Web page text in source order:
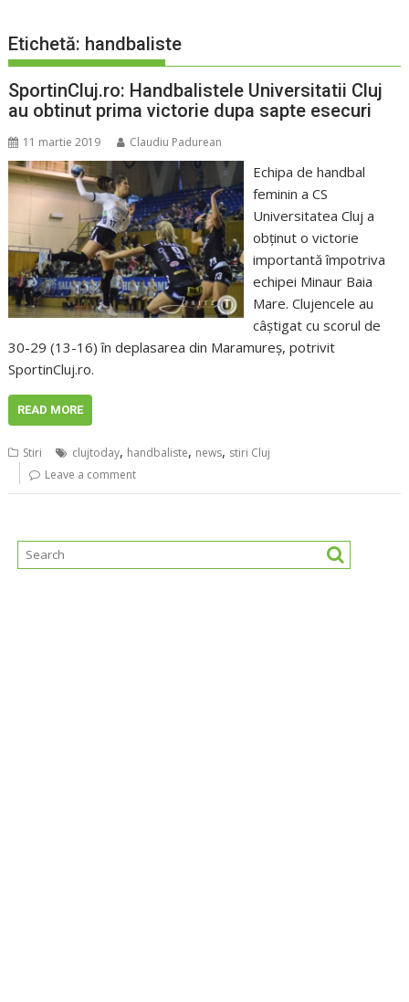
Etichetă: handbaliste
SportinCluj.ro: Handbalistele Universitatii Cluj
au obtinut prima victorie dupa sapte esecuri
11 martie 2019 Claudiu Padurean
Echipa de handbal
feminin a CS
Universitatea Cluj a
obţinut o victorie
importantă împotriva
echipei Minaur Baia
Mare. Clujencele au
câştigat cu scorul de
30-29 (13-16) în deplasarea din Maramureş, potrivit
SportinCluj.ro.
READ MORE
Stiri clujtoday, handbaliste, news, stiri Cluj
Leave a comment